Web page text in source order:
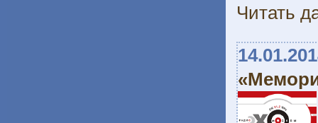
Читать